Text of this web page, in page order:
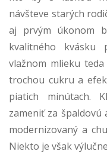
návšteve starých
aj prvým úkonom
kvalitného kvásku
vlažnom mlieku
trochou cukru a
piatich minútach.
zameniť za špaldovú
modernizovaný a
Niekto je však